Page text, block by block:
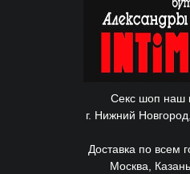
Секс шоп наш
г. Нижний
Доставка по всем
Москва,